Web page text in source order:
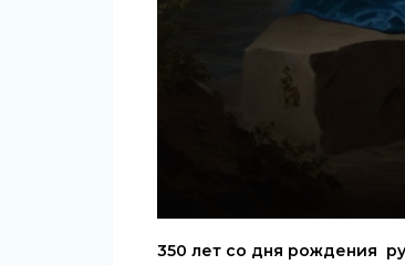
350 лет со дня рождения